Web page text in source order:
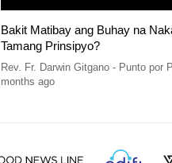
Bakit Matibay ang Buhay na
Tamang Prinsipyo?
Rev. Fr. Darwin Gitgano - Punto por
months ago